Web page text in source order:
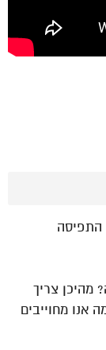
התפיסה
מהיכן צריך
אנו מחוייבים